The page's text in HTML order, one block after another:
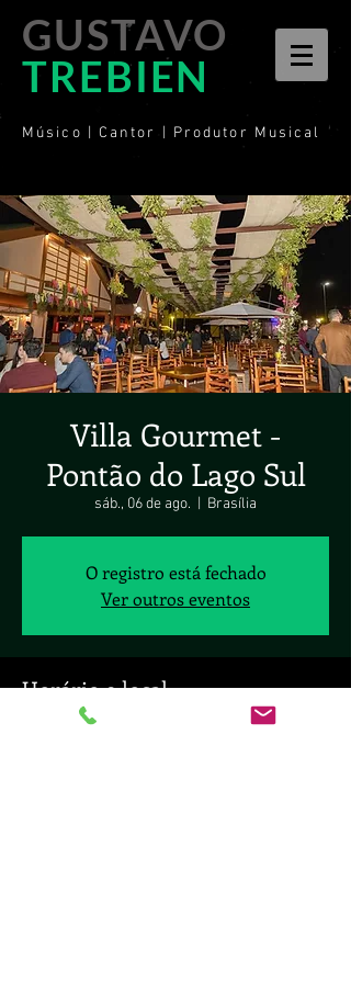
GUSTAVO
TREBIEN
Músico | Cantor | Produtor Musical
Villa Gourmet -
Pontão do Lago Sul
sáb., 06 de ago. Brasília
O registro está fechado
Ver outros eventos
Horário e local
06 de ago. de 2022, 20:00 – 23:00